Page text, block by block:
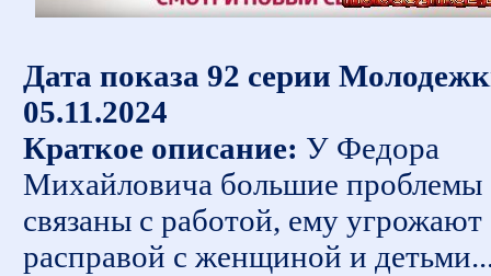
Дата показа 92 серии
05.11.2024
Краткое описание: У Федора
Михайловича большие проблемы
связаны с работой, ему угрожают
расправой с женщиной и